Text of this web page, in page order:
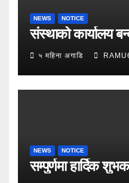
NEWS NOTICE
संस्थाको कार्यालय
५ महिना अगाडि
NEWS NOTICE
सम्पुर्णमा हार्दिक